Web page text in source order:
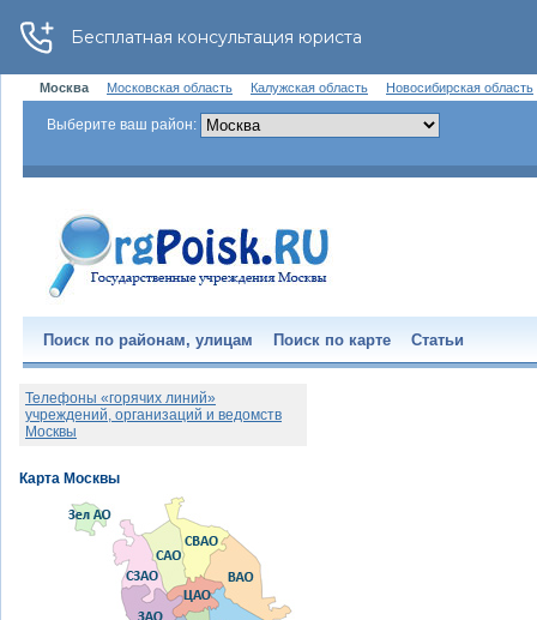
Москва Московская область Калужская область Новосибирская область
Выберите ваш район:
Поиск по районам, улицам Поиск по карте Статьи
Телефоны «горячих линий»
учреждений, организаций и ведомств
Москвы